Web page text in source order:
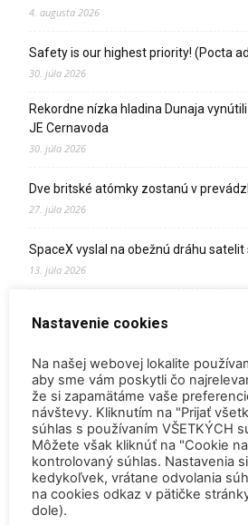
4. augusta 2026
Safety is our highest priority! (Pocta
30. júla 2026
Rekordne nízka hladina Dunaja
JE Cernavoda
30. júla 2026
Dve britské atómky zostanú v
27. júla 2026
SpaceX vyslal na obežnú dráhu
13. júla 2026
2. júla 2026
Palivo v Mochovciach 4: Slovensko
jadrovou špičkou Európy
2. júla 2026
Startup Helion získal stámilióny na
Microsoft
15. júna 2026
Prednáška o jadrovej energetike
Nastavenie cookies
Na našej webovej lokalite
aby sme vám poskytli čo
že si zapamätáme vaše
návštevy. Kliknutím na "Prijať
súhlas s používaním VŠETKÝCH
Môžete však kliknúť na "Cookie
kontrolovaný súhlas. Nastavenia
kedykoľvek, vrátane odvolania
na cookies odkaz v pätičke
dole).